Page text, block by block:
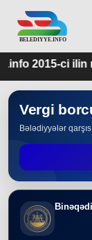
25-i
Vergi
Bələdiyyələr